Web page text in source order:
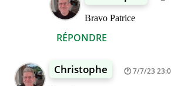
RÉPONDRE
Bravo Patrice
Christophe 7/7/23